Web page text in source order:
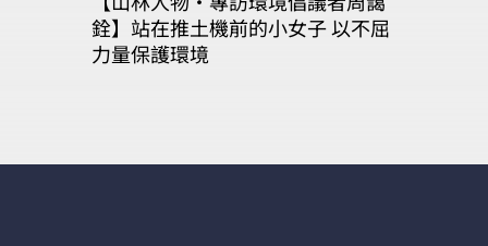
銓】站在推土機前的小女子 以不屈
力量保護環境